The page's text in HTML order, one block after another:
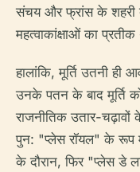
संचय और फ्रांस के शहरी
महत्वाकांक्षाओं का प्रतीक
हालांकि, मूर्ति उतनी ही
उनके पतन के बाद मूर्ति
राजनीतिक उतार-
पुन: "प्लेस रॉयल" के रूप में
के दौरान, फिर "प्लेस डे